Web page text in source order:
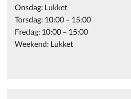
Onsdag: Lukket
Torsdag: 10:00 – 15:00
Fredag: 10:00 – 15:00
Weekend: Lukket